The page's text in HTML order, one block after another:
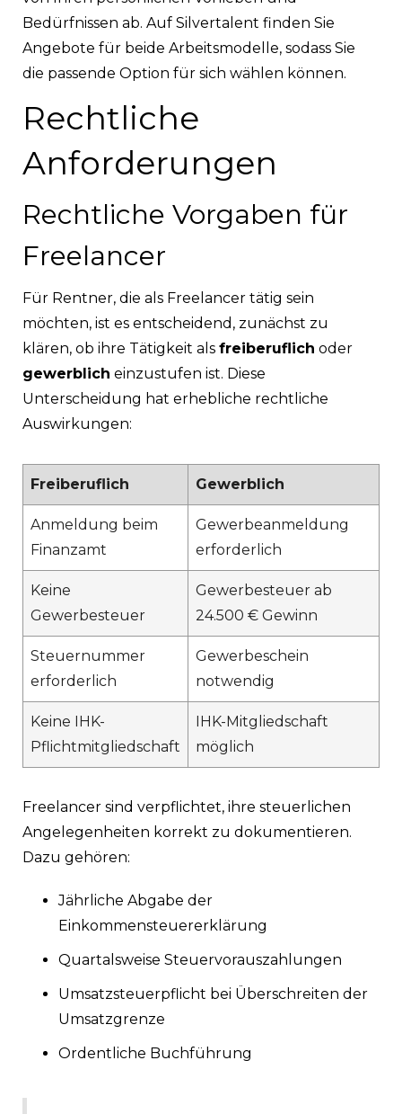
Bedürfnissen ab. Auf Silvertalent finden Sie
Angebote für beide Arbeitsmodelle, sodass Sie
die passende Option für sich wählen können.
Rechtliche
Anforderungen
Rechtliche Vorgaben für
Freelancer
Für Rentner, die als Freelancer tätig sein
möchten, ist es entscheidend, zunächst zu
klären, ob ihre Tätigkeit als freiberuflich oder
gewerblich einzustufen ist. Diese
Unterscheidung hat erhebliche rechtliche
Auswirkungen:
Freiberuflich Gewerblich
Anmeldung beim
Finanzamt
Gewerbeanmeldung
erforderlich
Keine
Gewerbesteuer
Gewerbesteuer ab
24.500 € Gewinn
Steuernummer
erforderlich
Gewerbeschein
notwendig
Keine IHK-
Pflichtmitgliedschaft
IHK-Mitgliedschaft
möglich
Freelancer sind verpflichtet, ihre steuerlichen
Angelegenheiten korrekt zu dokumentieren.
Dazu gehören:
Jährliche Abgabe der
Einkommensteuererklärung
Quartalsweise Steuervorauszahlungen
Umsatzsteuerpflicht bei Überschreiten der
Umsatzgrenze
Ordentliche Buchführung